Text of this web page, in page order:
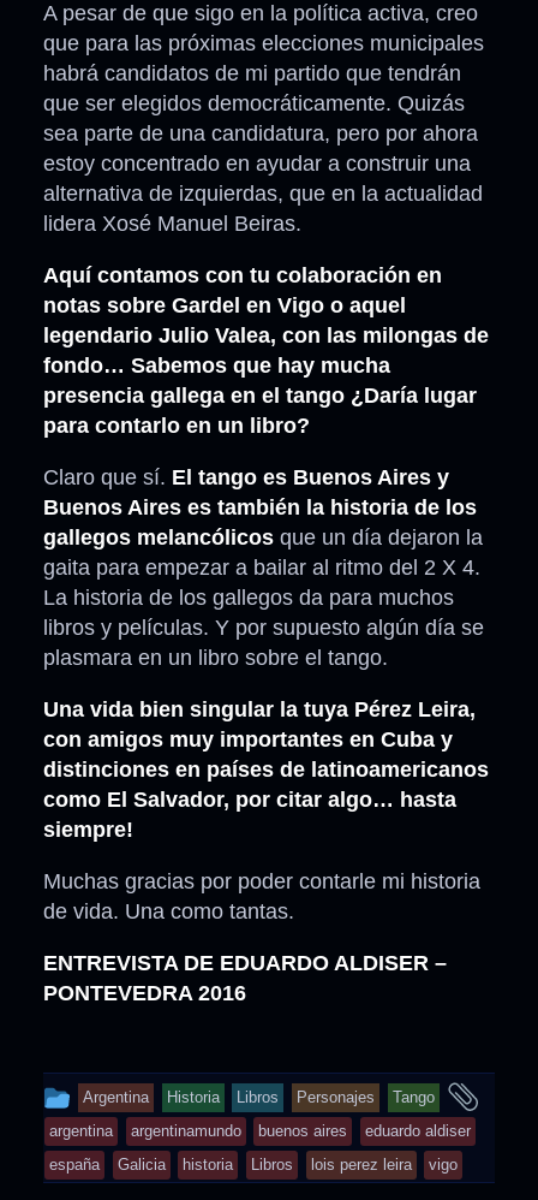
A pesar de que sigo en la política activa, creo
que para las próximas elecciones municipales
habrá candidatos de mi partido que tendrán
que ser elegidos democráticamente. Quizás
sea parte de una candidatura, pero por ahora
estoy concentrado en ayudar a construir una
alternativa de izquierdas, que en la actualidad
lidera Xosé Manuel Beiras.
Aquí contamos con tu colaboración en
notas sobre Gardel en Vigo o aquel
legendario Julio Valea, con las milongas de
fondo… Sabemos que hay mucha
presencia gallega en el tango ¿Daría lugar
para contarlo en un libro?
Claro que sí. El tango es Buenos Aires y
Buenos Aires es también la historia de los
gallegos melancólicos que un día dejaron la
gaita para empezar a bailar al ritmo del 2 X 4.
La historia de los gallegos da para muchos
libros y películas. Y por supuesto algún día se
plasmara en un libro sobre el tango.
Una vida bien singular la tuya Pérez Leira,
con amigos muy importantes en Cuba y
distinciones en países de latinoamericanos
como El Salvador, por citar algo… hasta
siempre!
Muchas gracias por poder contarle mi historia
de vida. Una como tantas.
ENTREVISTA DE EDUARDO ALDISER –
PONTEVEDRA 2016
This
entry
was
posted
Argentina Historia Libros Personajes Tango
argentina argentinamundo buenos aires
eduardo aldiser
españa
Galicia historia Libros lois perez leira vigo